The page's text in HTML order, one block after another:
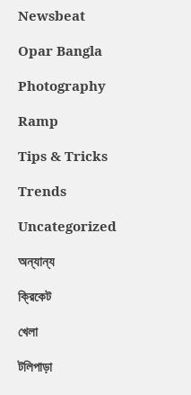
Newsbeat
Opar Bangla
Photography
Ramp
Tips & Tricks
Trends
Uncategorized
অন্যান্য
ক্রিকেট
খেলা
টলিপাড়া